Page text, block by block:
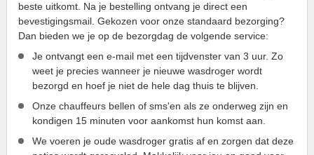
beste uitkomt. Na je bestelling ontvang je direct een
bevestigingsmail. Gekozen voor onze standaard bezorging?
Dan bieden we je op de bezorgdag de volgende service:
Je ontvangt een e-mail met een tijdvenster van 3 uur. Zo
weet je precies wanneer je nieuwe wasdroger wordt
bezorgd en hoef je niet de hele dag thuis te blijven.
Onze chauffeurs bellen of sms'en als ze onderweg zijn en
kondigen 15 minuten voor aankomst hun komst aan.
We voeren je oude wasdroger gratis af en zorgen dat deze